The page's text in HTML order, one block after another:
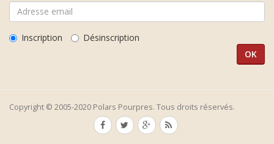
Inscription Désinscription
Copyright © 2005-2020 Polars Pourpres. Tous droits réservés.